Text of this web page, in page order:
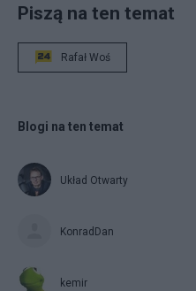
Piszą na ten temat
Rafał Woś
Blogi na ten temat
Układ Otwarty
KonradDan
kemir